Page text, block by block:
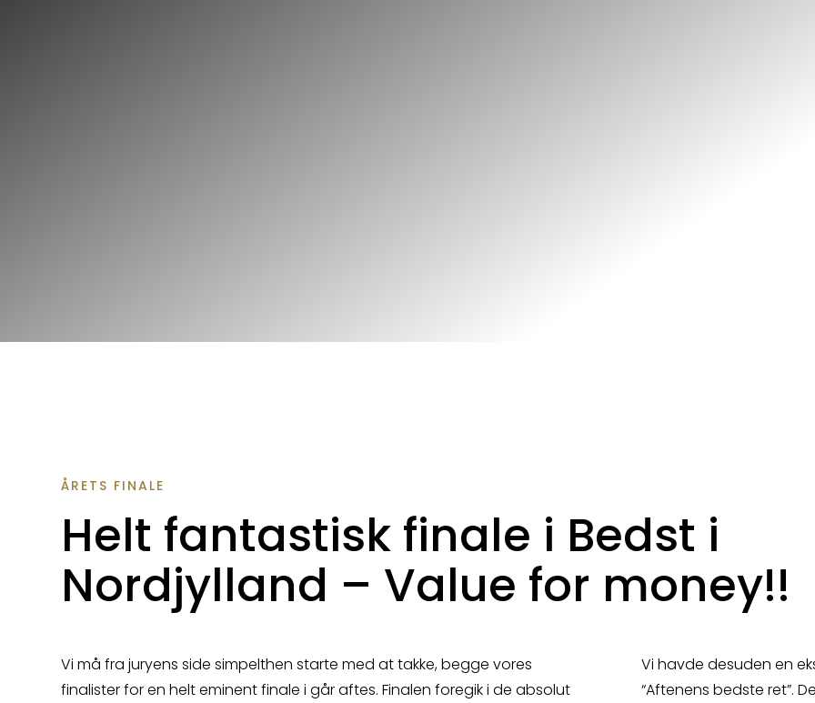
ÅRETS FINALE
Helt fantastisk finale i Bedst i
Nordjylland – Value for money!!
Vi må fra juryens side simpelthen starte med at takke, begge vores
finalister for en helt eminent finale i går aftes. Finalen foregik i de absolut
Vi havde desuden en
“Aftenens bedste ret”.